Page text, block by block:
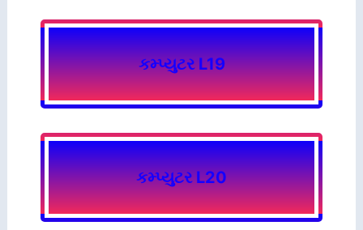
કમ્પ્યુટર L19
કમ્પ્યુટર L20